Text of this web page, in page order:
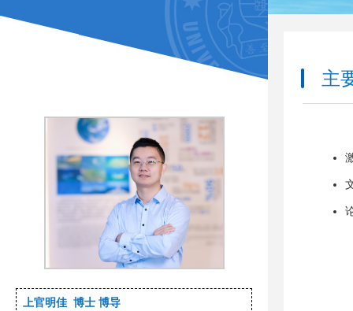
上官明佳 博士 博导
主